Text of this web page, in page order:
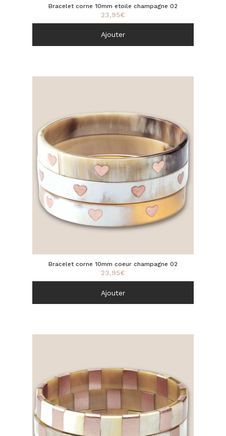
Bracelet corne 10mm etoile champagne 02
23,95€
Ajouter
Bracelet corne 10mm coeur champagne 02
23,95€
Ajouter